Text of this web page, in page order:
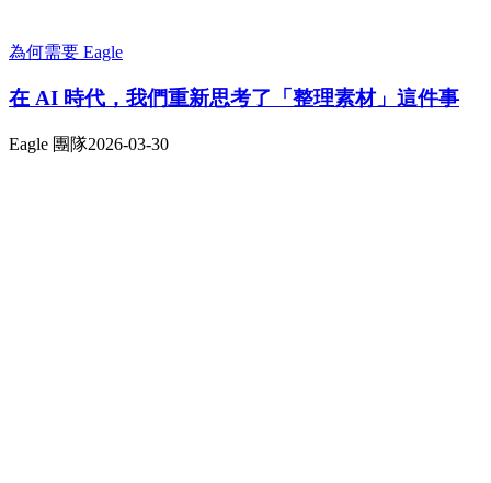
為何需要 Eagle
在 AI 時代，我們重新思考了「整理素材」這件事
Eagle 團隊2026-03-30